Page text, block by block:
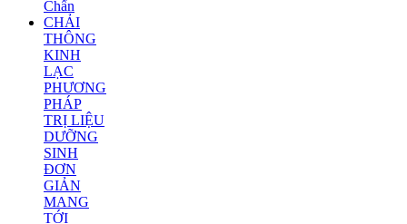
Chẩn
CHẢI
THÔNG
KINH
LẠC
PHƯƠNG
PHÁP
TRỊ LIỆU
DƯỠNG
SINH
ĐƠN
GIẢN
MANG
TỚI